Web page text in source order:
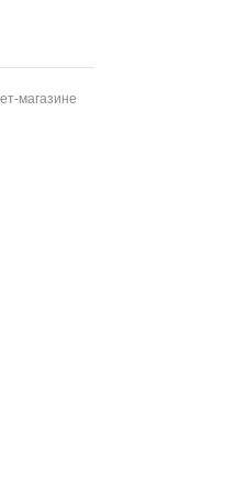
магазине